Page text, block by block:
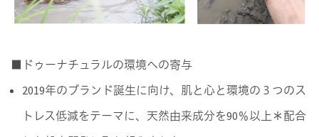
■ドゥーナチュラルの環境への寄与
2019年のブランド誕生に向け、肌と心と環境の３つのス
トレス低減をテーマに、天然由来成分を90％以上＊配合